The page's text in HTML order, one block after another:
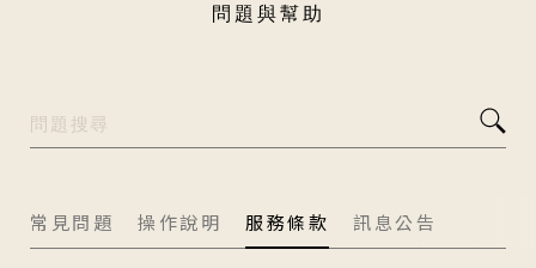
問題與幫助
常見問題 操作說明 服務條款 訊息公告